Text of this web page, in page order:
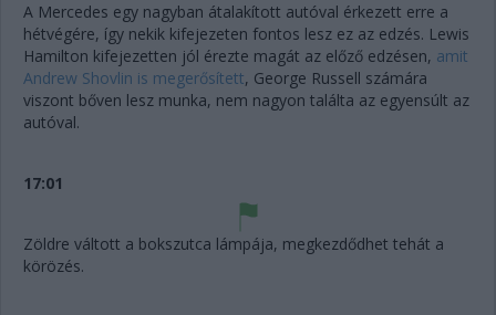
A Mercedes egy nagyban átalakított autóval érkezett erre a
hétvégére, így nekik kifejezeten fontos lesz ez az edzés. Lewis
Hamilton kifejezetten jól érezte magát az előző edzésen, amit
Andrew Shovlin is megerősített, George Russell számára
viszont bőven lesz munka, nem nagyon találta az egyensúlt az
autóval.
17:01
Zöldre váltott a bokszutca lámpája, megkezdődhet tehát a
körözés.